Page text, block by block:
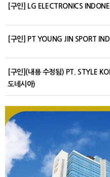
[구인] LG ELECTRONICS
[구인] PT YOUNG JIN SPORT
[구인](내용 수정됨) PT. STYLE
도네시아)